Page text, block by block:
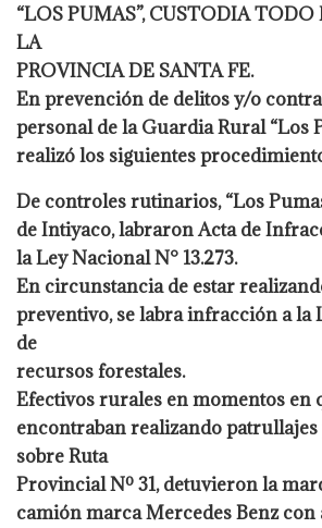
“LOS PUMAS”, CUSTODIA
LA
PROVINCIA DE SANTA FE.
En prevención de delitos y/o
personal de la Guardia Rural “Los
realizó los siguientes
De controles rutinarios, “Los
de Intiyaco, labraron Acta de
la Ley Nacional N° 13.273.
En circunstancia de estar
preventivo, se labra infracción a la
de
recursos forestales.
Efectivos rurales en momentos en
encontraban realizando
sobre Ruta
Provincial Nº 31, detuvieron la
camión marca Mercedes Benz con